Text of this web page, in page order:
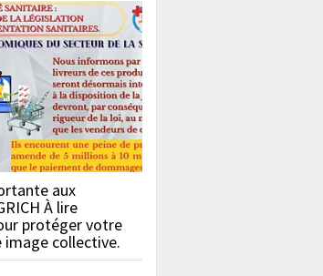
aux
À lire
protéger votre
image collective.